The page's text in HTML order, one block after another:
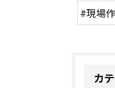
#現場
カ